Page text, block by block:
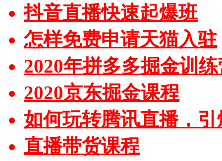
抖音直播快速起爆班
怎样免费申请天猫入驻
2020年拼多多掘金训
2020京东掘金课程
如何玩转腾讯直播，
直播带货课程